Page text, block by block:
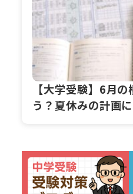
【大学受験】6月
う？夏休みの計画